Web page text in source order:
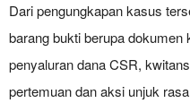
Dari pengungkapan kasus
barang bukti berupa
penyaluran dana CSR,
pertemuan dan aksi unjuk